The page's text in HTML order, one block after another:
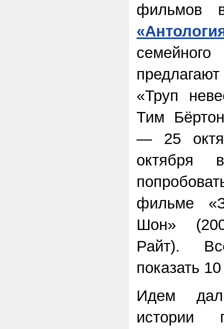
фильмов
«Труп
Тим
— 25
октября
фильме
Шон»
Райт).
показать
Идем